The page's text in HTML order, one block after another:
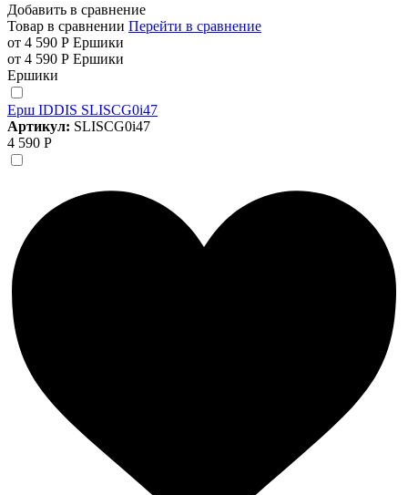
Добавить в сравнение
Товар в сравнении Перейти в сравнение
от 4 590 Р Ершики
от 4 590 Р Ершики
Ершики
Ерш IDDIS SLISCG0i47
Артикул: SLISCG0i47
4 590 Р